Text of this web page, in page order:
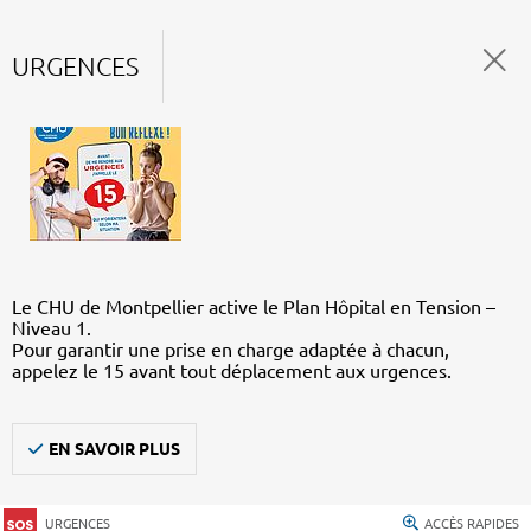
URGENCES
Le CHU de Montpellier active le Plan Hôpital en Tension –
Niveau 1.
Pour garantir une prise en charge adaptée à chacun,
appelez le 15 avant tout déplacement aux urgences.
EN SAVOIR PLUS
URGENCES ACCÈS RAPIDES